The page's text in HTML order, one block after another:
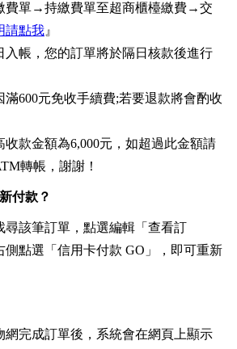
費單→持繳費單至超商櫃檯繳費→交
請點我』
帳，您的訂單將於隔日核款後進行
600元免收手續費;若要退款將會酌收
款金額為6,000元，如超過此金額請
轉帳，謝謝！
付款？
尋該筆訂單，點選編輯「查看訂
側點選「信用卡付款 GO」，即可重新
網完成訂單後，系統會在網頁上顯示